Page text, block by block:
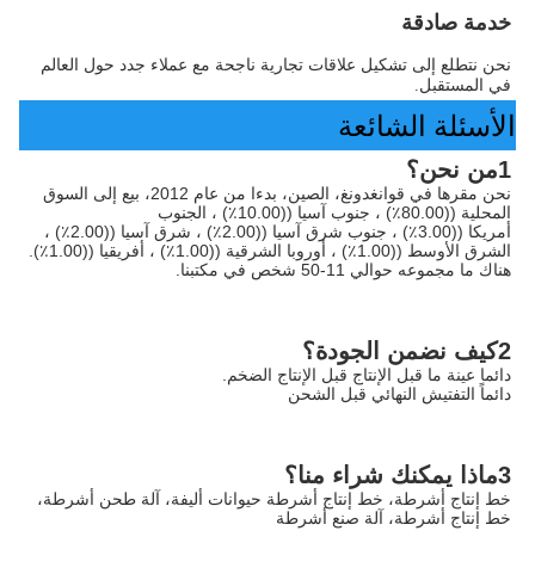
خدمة صادقة
في المستقبل.
الأسئلة الشائعة
1من نحن؟
المحلية ((80.00٪) ، جنوب آسيا ((10.00٪) ، الجنوب
هناك ما مجموعه حوالي 11-50 شخص في مكتبنا.
2كيف نضمن الجودة؟
دائما عينة ما قبل الإنتاج قبل الإنتاج الضخم.
دائماً التفتيش النهائي قبل الشحن
3ماذا يمكنك شراء منا؟
خط إنتاج أشرطة، آلة صنع أشرطة